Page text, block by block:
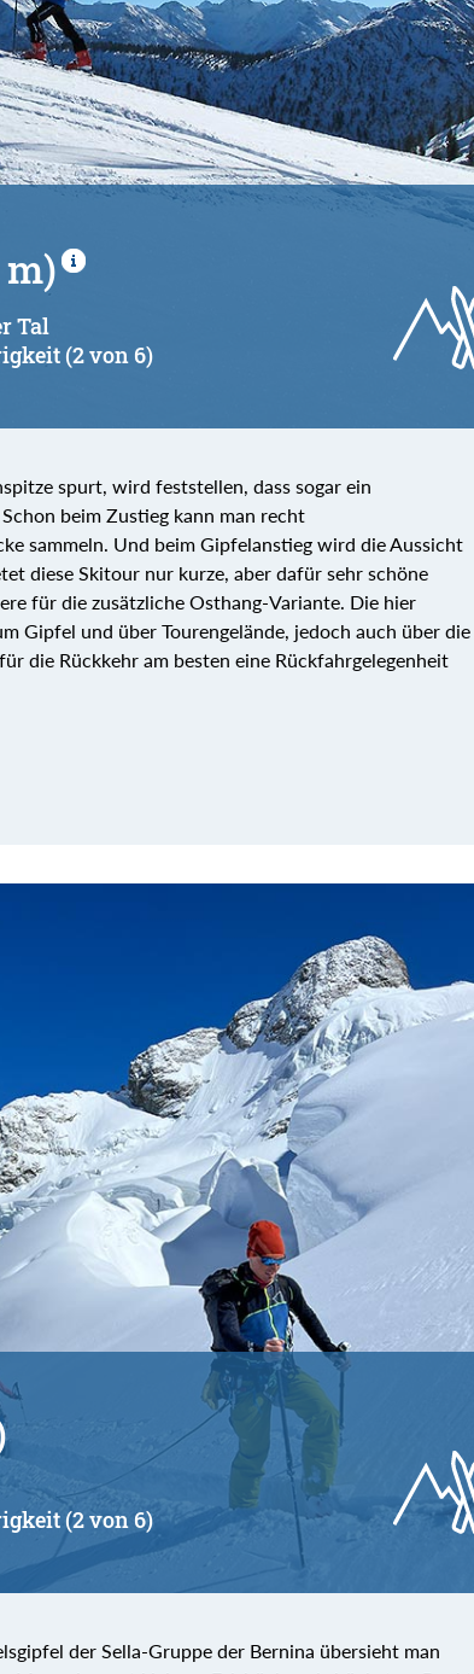
Tal
(2 von 6)
spurt, wird feststellen, dass sogar ein
beim Zustieg kann man recht
sammeln. Und beim Gipfelanstieg wird die Aussicht
diese Skitour nur kurze, aber dafür sehr schöne
für die zusätzliche Osthang-Variante. Die hier
Gipfel und über Tourengelände, jedoch auch über die
die Rückkehr am besten eine Rückfahrgelegenheit
(2 von 6)
der Sella-Gruppe der Bernina übersieht man